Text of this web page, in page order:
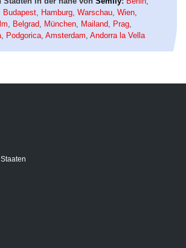
Budapest Hamburg Warschau Wien
Belgrad München Mailand Prag
Podgorica Amsterdam Andorra la Vella